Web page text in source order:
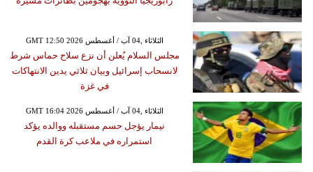
GMT 12:50 2026 الثلاثاء ,04 آب / أغسطس
مجلس السلام يُعلن أن نزع سلاح حماس شرط
لانسحاب إسرائيل وبيان ثلاثي يدين الانتهاكات
في غزة
GMT 16:04 2026 الثلاثاء ,04 آب / أغسطس
نيمار يؤجل حسم مستقبله ووالده يؤكد
استمراره في ملاعب كرة القدم